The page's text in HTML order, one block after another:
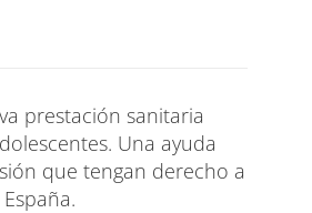
prestación sanitaria
Una ayuda
que tengan derecho a